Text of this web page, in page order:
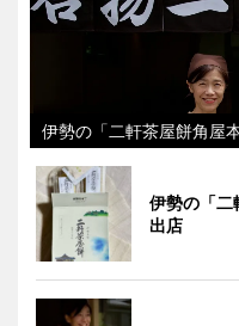
伊勢の「二軒茶屋餅角屋
伊勢の「二
出店